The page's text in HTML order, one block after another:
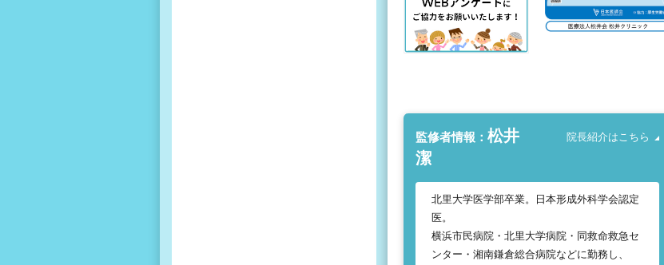
監修者情報： 松井
潔
院長紹介はこちら
北里大学医学部卒業。日本形成外科学会認定
医。
横浜市民病院・北里大学病院・同救命救急セ
ンター・湘南鎌倉総合病院などに勤務し、